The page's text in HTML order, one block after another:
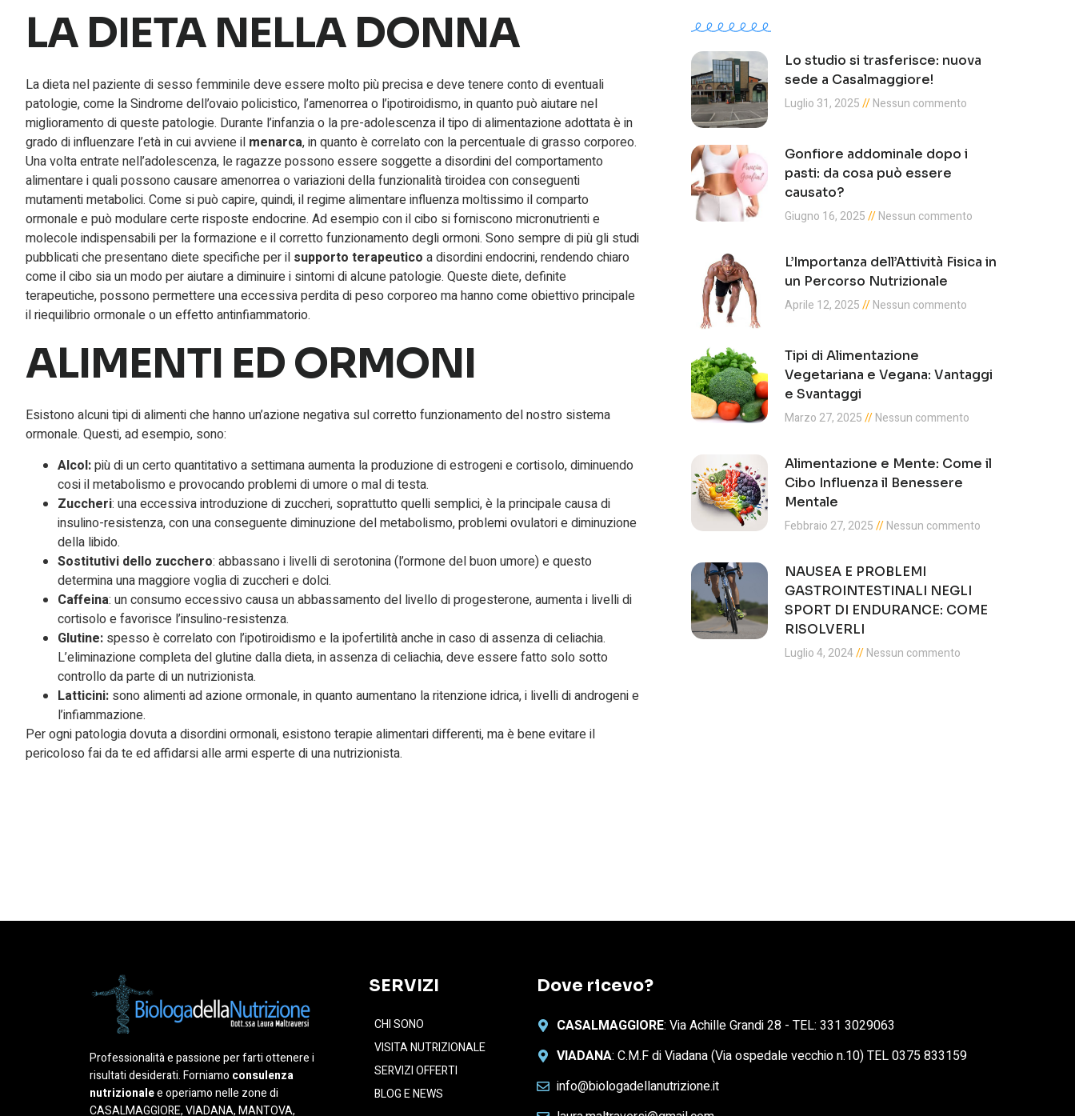
LA DIETA NELLA DONNA
La dieta nel paziente di sesso femminile deve essere molto più precisa e deve tenere conto di eventuali
patologie, come la Sindrome dell’ovaio policistico, l’amenorrea o l’ipotiroidismo, in quanto può aiutare nel
miglioramento di queste patologie. Durante l’infanzia o la pre-adolescenza il tipo di alimentazione adottata è in
grado di influenzare l’età in cui avviene il menarca, in quanto è correlato con la percentuale di grasso corporeo.
Una volta entrate nell’adolescenza, le ragazze possono essere soggette a disordini del comportamento
alimentare i quali possono causare amenorrea o variazioni della funzionalità tiroidea con conseguenti
mutamenti metabolici. Come si può capire, quindi, il regime alimentare influenza moltissimo il comparto
ormonale e può modulare certe risposte endocrine. Ad esempio con il cibo si forniscono micronutrienti e
molecole indispensabili per la formazione e il corretto funzionamento degli ormoni. Sono sempre di più gli studi
pubblicati che presentano diete specifiche per il supporto terapeutico a disordini endocrini, rendendo chiaro
come il cibo sia un modo per aiutare a diminuire i sintomi di alcune patologie. Queste diete, definite
terapeutiche, possono permettere una eccessiva perdita di peso corporeo ma hanno come obiettivo principale
il riequilibrio ormonale o un effetto antinfiammatorio.
ALIMENTI ED ORMONI
Esistono alcuni tipi di alimenti che hanno un’azione negativa sul corretto funzionamento del nostro sistema
ormonale. Questi, ad esempio, sono:
Alcol:più di un certo quantitativo a settimana aumenta la produzione di estrogeni e cortisolo, diminuendo
cosi il metabolismo e provocando problemi di umore o mal di testa.
Zuccheri: una eccessiva introduzione di zuccheri, soprattutto quelli semplici, è la principale causa di
insulino-resistenza, con una conseguente diminuzione del metabolismo, problemi ovulatori e diminuzione
della libido.
Sostitutivi dello zucchero: abbassano i livelli di serotonina (l’ormone del buon umore) e questo
determina una maggiore voglia di zuccheri e dolci.
Caffeina: un consumo eccessivo causa un abbassamento del livello di progesterone, aumenta i livelli di
cortisolo e favorisce l’insulino-resistenza.
Glutine: spesso è correlato con l’ipotiroidismo e la ipofertilità anche in caso di assenza di celiachia.
L’eliminazione completa del glutine dalla dieta, in assenza di celiachia, deve essere fatto solo sotto
controllo da parte di un nutrizionista.
Latticini: sono alimenti ad azione ormonale, in quanto aumentano la ritenzione idrica, i livelli di androgeni e
l’infiammazione.
Per ogni patologia dovuta a disordini ormonali, esistono terapie alimentari differenti, ma è bene evitare il
pericoloso fai da te ed affidarsi alle armi esperte di una nutrizionista.
Lo studio si trasferisce: nuova
sede a Casalmaggiore!
Luglio 31, 2025
Nessun commento
Gonfiore addominale dopo i
pasti: da cosa può essere
causato?
Giugno 16, 2025
Nessun commento
L’Importanza dell’Attività Fisica in
un Percorso Nutrizionale
Aprile 12, 2025
Nessun commento
Tipi di Alimentazione
Vegetariana e Vegana: Vantaggi
e Svantaggi
Marzo 27, 2025
Nessun commento
Alimentazione e Mente: Come il
Cibo Influenza il Benessere
Mentale
Febbraio 27, 2025
Nessun commento
NAUSEA E PROBLEMI
GASTROINTESTINALI NEGLI
SPORT DI ENDURANCE: COME
RISOLVERLI
Luglio 4, 2024
Nessun commento
Professionalità e passione per farti ottenere i
risultati desiderati. Forniamo consulenza
nutrizionalee operiamo nelle zone di
CASALMAGGIORE, VIADANA, MANTOVA,
SERVIZI
CHI SONO
VISITA NUTRIZIONALE
SERVIZI OFFERTI
BLOG E NEWS
Dove ricevo?
CASALMAGGIORE: Via Achille Grandi 28 - TEL: 331 3029063
VIADANA: C.M.F di Viadana (Via ospedale vecchio n.10) TEL 0375 833159
info@biologadellanutrizione.it